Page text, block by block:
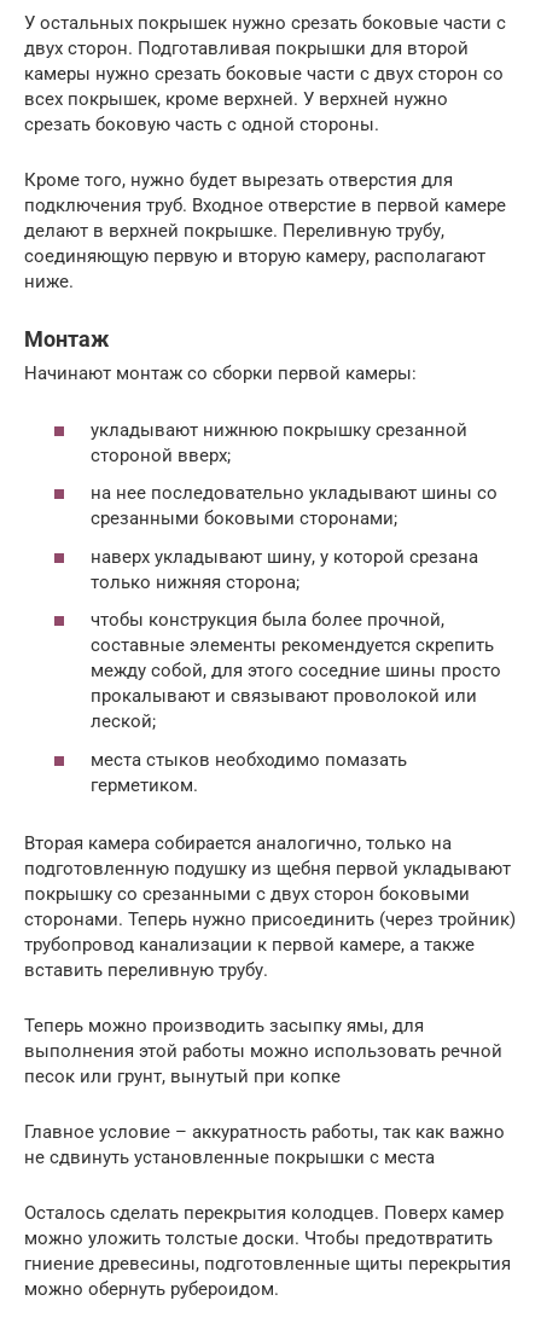
У остальных покрышек нужно срезать боковые части с
двух сторон. Подготавливая покрышки для второй
камеры нужно срезать боковые части с двух сторон со
всех покрышек, кроме верхней. У верхней нужно
срезать боковую часть с одной стороны.
Кроме того, нужно будет вырезать отверстия для
подключения труб. Входное отверстие в первой камере
делают в верхней покрышке. Переливную трубу,
соединяющую первую и вторую камеру, располагают
ниже.
Монтаж
Начинают монтаж со сборки первой камеры:
укладывают нижнюю покрышку срезанной
стороной вверх;
на нее последовательно укладывают шины со
срезанными боковыми сторонами;
наверх укладывают шину, у которой срезана
только нижняя сторона;
чтобы конструкция была более прочной,
составные элементы рекомендуется скрепить
между собой, для этого соседние шины просто
прокалывают и связывают проволокой или
леской;
места стыков необходимо помазать
герметиком.
Вторая камера собирается аналогично, только на
подготовленную подушку из щебня первой укладывают
покрышку со срезанными с двух сторон боковыми
сторонами. Теперь нужно присоединить (через тройник)
трубопровод канализации к первой камере, а также
вставить переливную трубу.
Теперь можно производить засыпку ямы, для
выполнения этой работы можно использовать речной
песок или грунт, вынутый при копке
Главное условие – аккуратность работы, так как важно
не сдвинуть установленные покрышки с места
Осталось сделать перекрытия колодцев. Поверх камер
можно уложить толстые доски. Чтобы предотвратить
гниение древесины, подготовленные щиты перекрытия
можно обернуть рубероидом.